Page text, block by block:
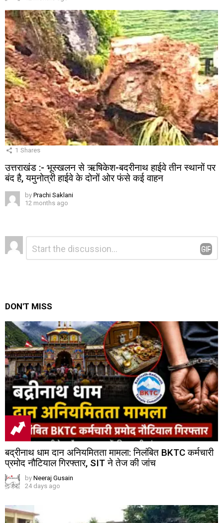
1 Shares
उत्तराखंड :- भूस्खलन से ऋषिकेश-बदरीनाथ हाईवे तीन स्थानों पर
बंद है, यमुनोत्री हाईवे के दोनों ओर फंसे कई वाहन
by Prachi Saklani
12 months ago
Leave
a
Reply
DON'T MISS
बद्रीनाथ धाम दान अनियमितता मामला: निलंबित BKTC कर्मचारी
प्रमोद नौटियाल गिरफ्तार, SIT ने तेज की जांच
by Neeraj Gusain
24 days ago